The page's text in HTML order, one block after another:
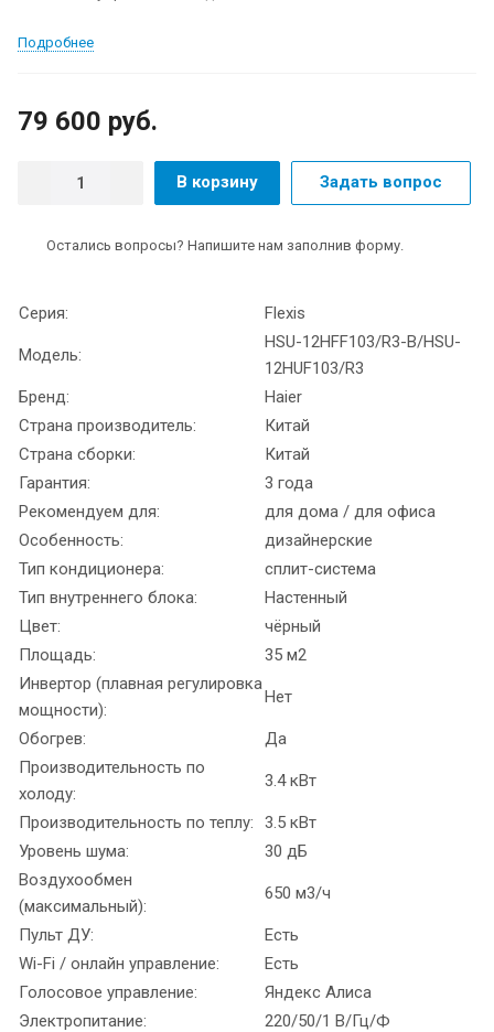
Подробнее
79 600 руб.
В корзину Задать вопрос
Остались вопросы? Напишите нам заполнив форму.
Серия: Flexis
Модель:
HSU-12HFF103/R3-B/HSU-
12HUF103/R3
Бренд:
Haier
Страна производитель:
Китай
Страна сборки:
Китай
Гарантия:
3 года
Рекомендуем для:
для дома / для офиса
Особенность:
дизайнерские
Тип кондиционера:
сплит-система
Тип внутреннего блока:
Настенный
Цвет:
чёрный
Площадь:
35 м2
Инвертор (плавная регулировка
мощности):
Нет
Обогрев:
Да
Производительность по
холоду:
3.4 кВт
Производительность по теплу:
3.5 кВт
Уровень шума:
30 дБ
Воздухообмен
(максимальный):
650 м3/ч
Пульт ДУ:
Есть
Wi-Fi / онлайн управление:
Есть
Голосовое управление:
Яндекс Алиса
Электропитание:
220/50/1 В/Гц/Ф